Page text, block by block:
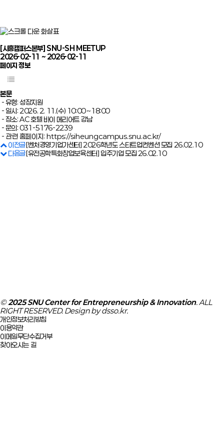
[시흥캠퍼스본부] SNU-SH MEETUP
2026-02-11 ~ 2026-02-11
페이지 정보
본문
- 유형: 성장지원
- 일시: 2026. 2. 11.(수) 10:00 ~18:00
- 장소: AC 호텔 바이 메리어트 강남
- 문의: 031-5176-2239
- 관련 홈페이지: https://siheungcampus.snu.ac.kr/
이전글[벤처경영기업가센터] 2026학년도 스타트업컨벤션 모집 26.02.10
다음글[유전공학특화창업보육센터] 입주기업 모집26.02.10
©2025 SNU Center for Entrepreneurship & Innovation. ALL
RIGHT RESERVED. Design bydsso.kr.
개인정보처리방침
이용약관
이메일무단수집거부
찾아오시는 길